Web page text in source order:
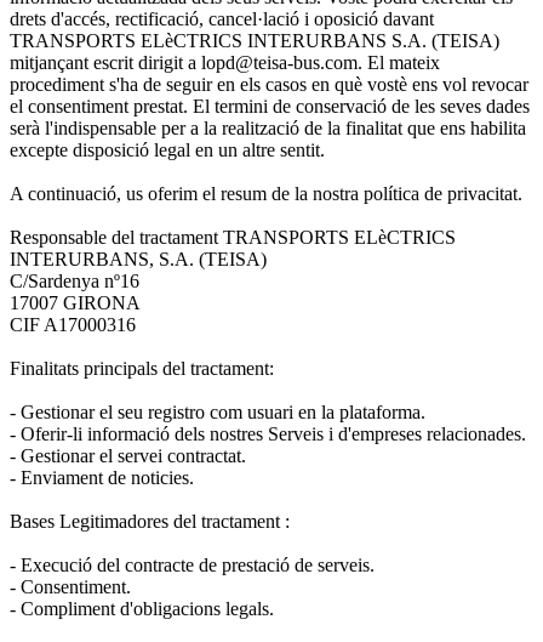
drets d'accés, rectificació, cancel·lació i oposició davant
TRANSPORTS ELèCTRICS INTERURBANS S.A. (TEISA)
mitjançant escrit dirigit a lopd@teisa-bus.com. El mateix
procediment s'ha de seguir en els casos en què vostè ens vol revocar
el consentiment prestat. El termini de conservació de les seves dades
serà l'indispensable per a la realització de la finalitat que ens habilita
excepte disposició legal en un altre sentit.
A continuació, us oferim el resum de la nostra política de privacitat.
Responsable del tractament TRANSPORTS ELèCTRICS
INTERURBANS, S.A. (TEISA)
C/Sardenya nº16
17007 GIRONA
CIF A17000316
Finalitats principals del tractament:
- Gestionar el seu registro com usuari en la plataforma.
- Oferir-li informació dels nostres Serveis i d'empreses relacionades.
- Gestionar el servei contractat.
- Enviament de noticies.
Bases Legitimadores del tractament :
- Execució del contracte de prestació de serveis.
- Consentiment.
- Compliment d'obligacions legals.